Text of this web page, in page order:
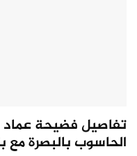
تفاصيل فضيحة
الحاسوب بالبصرة مع